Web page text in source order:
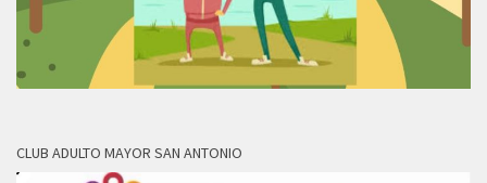
CLUB ADULTO MAYOR SAN ANTONIO